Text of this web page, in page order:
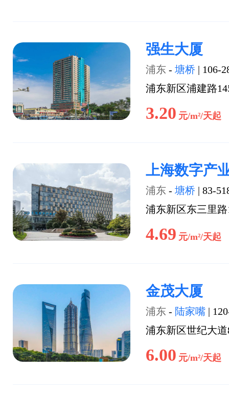
强生大厦
浦东 - 塘桥 | 106-
浦东新区浦建路
3.20 元/m²/天起
上海数字产
浦东 - 塘桥 | 83-
浦东新区东三里路
4.69 元/m²/天起
金茂大厦
浦东 - 陆家嘴 |
浦东新区世纪大道
6.00 元/m²/天起